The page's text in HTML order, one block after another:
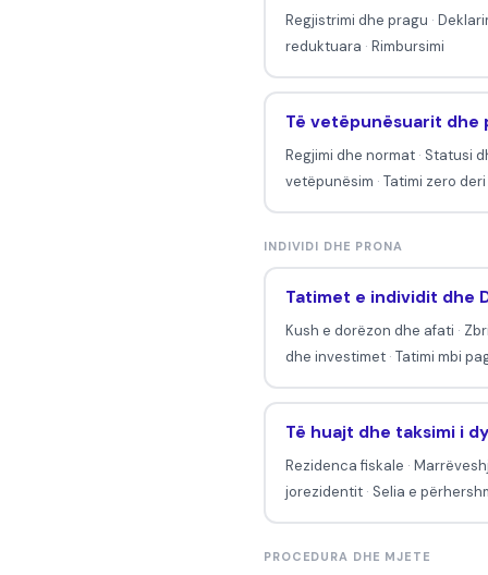
a
p
ë
r
t
a
t
m
e
t
Regjistrimi dhe pragu ·
reduktuara · Rimbursimi
Të vetëpunësuarit dhe
Regjimi dhe normat· Statusi
vetëpunësim · Tatimi zero
INDIVIDI DHE PRONA
Tatimet e individit dhe
Kush e dorëzon dhe afati ·
dhe investimet· Tatimi mbi
Të huajt dhe taksimi i
Rezidenca fiskale ·
jorezidentit· Selia e
PROCEDURA DHE MJETE